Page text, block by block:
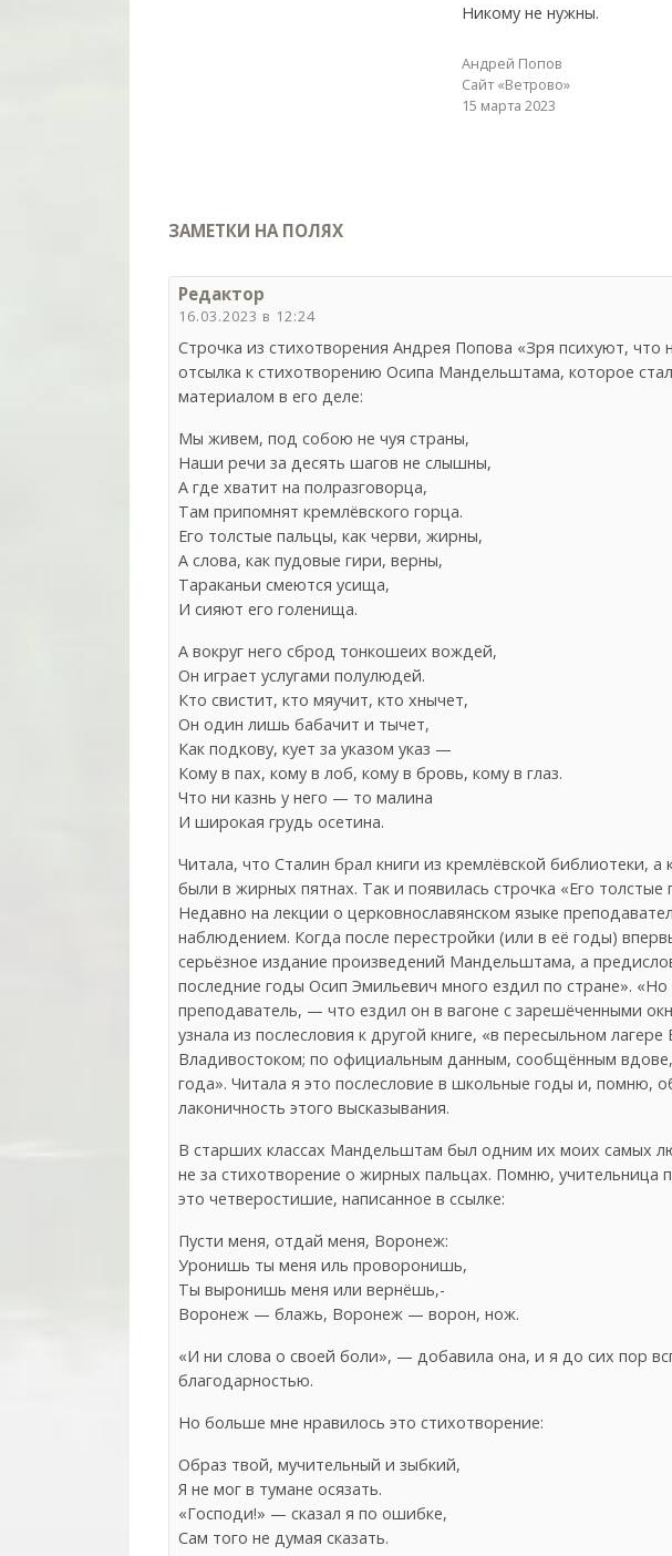
Никому не нужны.
Андрей Попов
Сайт «Ветрово»
15 марта 2023
ЗАМЕТКИ НА ПОЛЯХ
Редактор
16.03.2023 в 12:24
Строчка из стихотворения Андрея Попова «Зря психуют,
отсылка к стихотворению Осипа Мандельштама, которое
материалом в его деле:
Мы живем, под собою не чуя страны,
Наши речи за десять шагов не слышны,
А где хватит на полразговорца,
Там припомнят кремлёвского горца.
Его толстые пальцы, как черви, жирны,
А слова, как пудовые гири, верны,
Тараканьи смеются усища,
И сияют его голенища.
А вокруг него сброд тонкошеих вождей,
Он играет услугами полулюдей.
Кто свистит, кто мяучит, кто хнычет,
Он один лишь бабачит и тычет,
Как подкову, кует за указом указ —
Кому в пах, кому в лоб, кому в бровь, кому в глаз.
Что ни казнь у него — то малина
И широкая грудь осетина.
Читала, что Сталин брал книги из кремлёвской библиотеки,
были в жирных пятнах. Так и появилась строчка «Его
Недавно на лекции о церковнославянском языке
наблюдением. Когда после перестройки (или в её годы)
серьёзное издание произведений Мандельштама, а
последние годы Осип Эмильевич много ездил по стране».
преподаватель, — что ездил он в вагоне с зарешёченными
узнала из послесловия к другой книге, «в пересыльном
Владивостоком; по официальным данным, сообщённым вдове,
года». Читала я это послесловие в школьные годы и, помню,
лаконичность этого высказывания.
В старших классах Мандельштам был одним их моих самых
не за стихотворение о жирных пальцах. Помню, учительница
это четверостишие, написанное в ссылке:
Пусти меня, отдай меня, Воронеж:
Уронишь ты меня иль проворонишь,
Ты выронишь меня или вернёшь,-
Воронеж — блажь, Воронеж — ворон, нож.
«И ни слова о своей боли», — добавила она, и я до сих пор
благодарностью.
Но больше мне нравилось это стихотворение:
Образ твой, мучительный и зыбкий,
Я не мог в тумане осязать.
«Господи!» — сказал я по ошибке,
Сам того не думая сказать.